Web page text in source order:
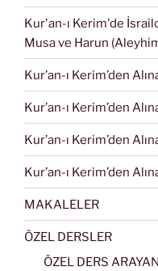
Kur'an-ı Kerim'de
Musa ve Harun
Kur’an-ı Kerim’den
Kur’an-ı Kerim’den
Kur’an-ı Kerim’den
Kur’an-ı Kerim’den
MAKALELER
ÖZEL DERSLER
ÖZEL DERS